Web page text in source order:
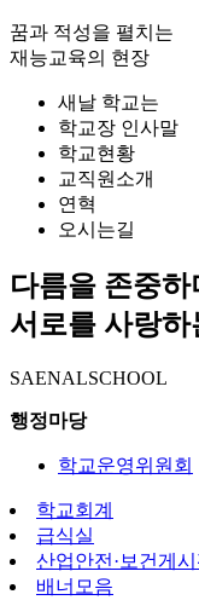
꿈과 적성을 펼치는
재능교육의 현장
새날 학교는
학교장 인사말
학교현황
교직원소개
연혁
오시는길
다름을 존중하
서로를 사랑하
SAENALSCHOOL
행정마당
학교운영위원회
학교회계
급식실
산업안전·보건게
배너모음